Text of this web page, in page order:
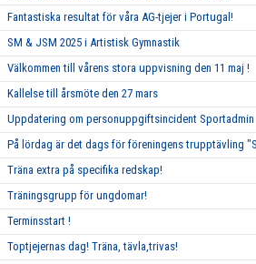
Fantastiska resultat för våra AG-tjejer i Portugal!
SM & JSM 2025 i Artistisk Gymnastik
Välkommen till vårens stora uppvisning den 11 maj !
Kallelse till årsmöte den 27 mars
Uppdatering om personuppgiftsincident Sportadmin
På lördag är det dags för föreningens trupptävling
Träna extra på specifika redskap!
Träningsgrupp för ungdomar!
Terminsstart !
Toptjejernas dag! Träna, tävla,trivas!